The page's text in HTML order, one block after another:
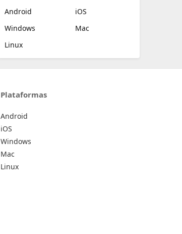
Android
iOS
Windows
Mac
Linux
Plataformas
Android
iOS
Windows
Mac
Linux